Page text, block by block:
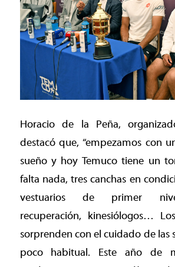
Horacio de la Peña,
destacó que, “empezamos con
sueño y hoy Temuco tiene un
falta nada, tres canchas en
vestuarios de primer
recuperación, kinesiólogos…
sorprenden con el cuidado de las
poco habitual. Este año de